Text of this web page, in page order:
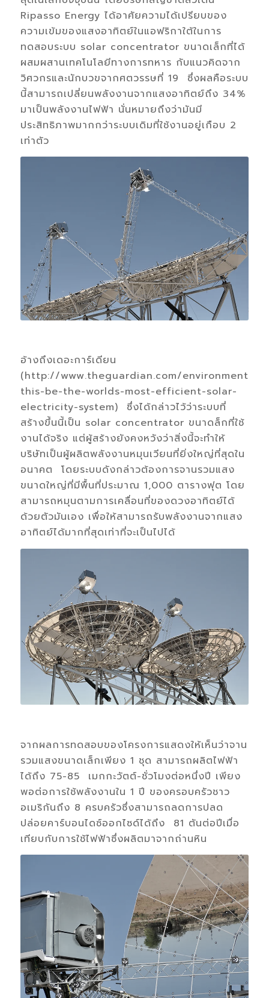
Ripasso Energy ได้อาศัยความได้เปรียบของ
ความเข้มของแสงอาทิตย์ในแอฟริกาใต้ในการ
ทดสอบระบบ solar concentrator ขนาดเล็กที่ได้
ผสมผสานเทคโนโลยีทางการทหาร กับแนวคิดจาก
วิศวกรและนักบวขจากศตวรรษที่ 19 ซึ่งผลคือระบบ
นี้สามารถเปลี่ยนพลังงานจากแสงอาทิตย์ถึง 34%
มาเป็นพลังงานไฟฟ้า นั่นหมายถึงว่ามันมี
ประสิทธิภาพมากกว่าระบบเดิมที่ใช้งานอยู่เกือบ 2
เท่าตัว
อ้างถึงเดอะการ์เดียน
(http://www.theguardian.com/environment/
this-be-the-worlds-most-efficient-solar-
electricity-system) ซึ่งได้กล่าวไว้ว่าระบบที่
สร้างขึ้นนี้เป็น solar concentrator ขนาดล็กที่ใช้
งานได้จริง แต่ผู้สร้างยังคงหวังว่าสิ่งนี้จะทำให้
บริษัทเป็นผู้ผลิตพลังงานหมุนเวียนที่ยิ่งใหญ่ที่สุดใน
อนาคต โดยระบบดังกล่าวต้องการจานรวมแสง
ขนาดใหญ่ที่มีพื้นที่ประมาณ 1,000 ตารางฟุต โดย
สามารถหมุนตามการเคลื่อนที่ของดวงอาทิตย์ได้
ด้วยตัวมันเอง เพื่อให้สามารถรับพลังงานจากแสง
อาทิตย์ได้มากที่สุดเท่าที่จะเป็นไปได้
จากผลการทดสอบของโครงการแสดงให้เห็นว่าจาน
รวมแสงขนาดเล็กเพียง 1 ชุด สามารถผลิตไฟฟ้า
ได้ถึง 75-85 เมกกะวัตต์-ชั่วโมงต่อหนึ่งปี เพียง
พอต่อการใช้พลังงานใน 1 ปี ของครอบครัวชาว
อเมริกันถึง 8 ครบครัวซึ่งสามารถลดการปลด
ปล่อยคาร์บอนไดซ์ออกไซด์ได้ถึง 81 ตันต่อปีเมื่อ
เทียบกับการใช้ไฟฟ้าซึ่งผลิตมาจากถ่านหิน